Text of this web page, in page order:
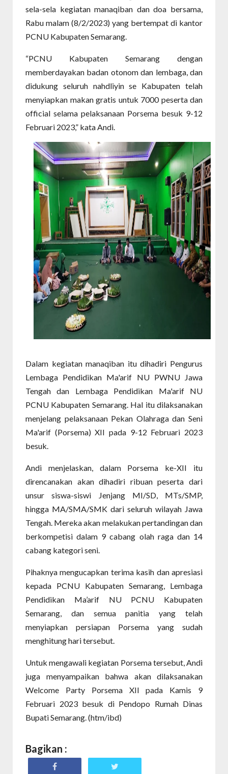
sela-sela kegiatan manaqiban dan doa bersama,
Rabu malam (8/2/2023) yang bertempat di kantor
PCNU Kabupaten Semarang.
“PCNU Kabupaten Semarang dengan
memberdayakan badan otonom dan lembaga, dan
didukung seluruh nahdliyin se Kabupaten telah
menyiapkan makan gratis untuk 7000 peserta dan
official selama pelaksanaan Porsema besuk 9-12
Februari 2023,” kata Andi.
Dalam kegiatan manaqiban itu dihadiri Pengurus
Lembaga Pendidikan Ma'arif NU PWNU Jawa
Tengah dan Lembaga Pendidikan Ma'arif NU
PCNU Kabupaten Semarang. Hal itu dilaksanakan
menjelang pelaksanaan Pekan Olahraga dan Seni
Ma'arif (Porsema) XII pada 9-12 Februari 2023
besuk.
Andi menjelaskan, dalam Porsema ke-XII itu
direncanakan akan dihadiri ribuan peserta dari
unsur siswa-siswi Jenjang MI/SD, MTs/SMP,
hingga MA/SMA/SMK dari seluruh wilayah Jawa
Tengah. Mereka akan melakukan pertandingan dan
berkompetisi dalam 9 cabang olah raga dan 14
cabang kategori seni.
Pihaknya mengucapkan terima kasih dan apresiasi
kepada PCNU Kabupaten Semarang, Lembaga
Pendidikan Ma’arif NU PCNU Kabupaten
Semarang, dan semua panitia yang telah
menyiapkan persiapan Porsema yang sudah
menghitung hari tersebut.
Untuk mengawali kegiatan Porsema tersebut, Andi
juga menyampaikan bahwa akan dilaksanakan
Welcome Party Porsema XII pada Kamis 9
Februari 2023 besuk di Pendopo Rumah Dinas
Bupati Semarang. (htm/ibd)
Bagikan :